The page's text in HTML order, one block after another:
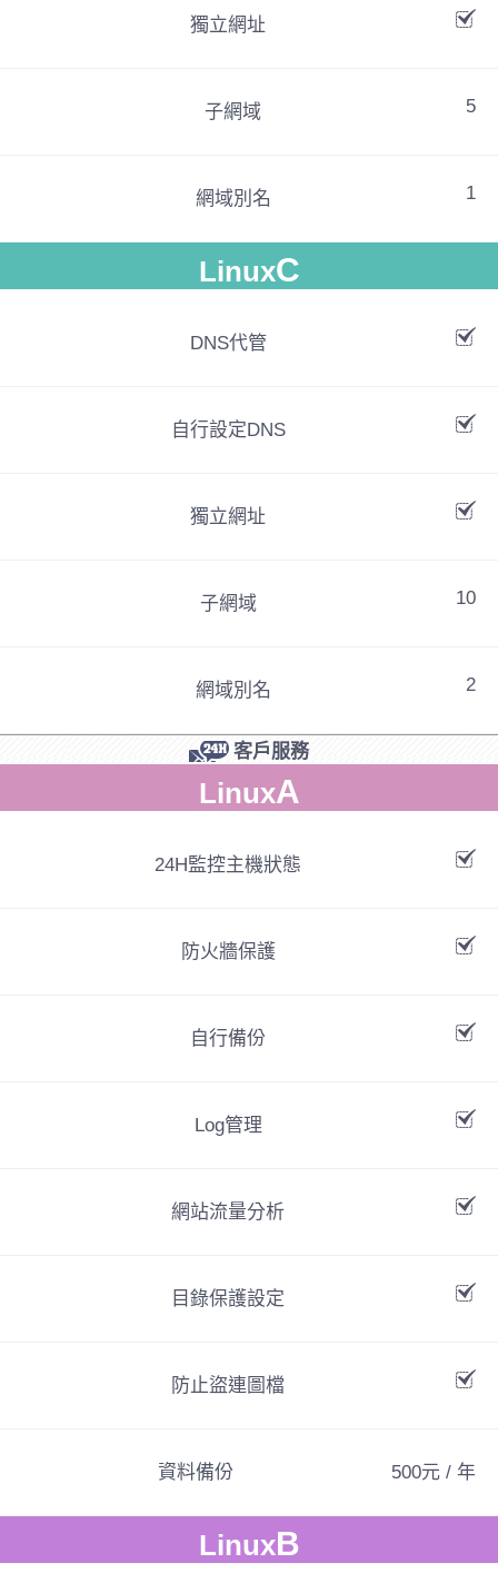
獨立網址
子網域 5
網域別名 1
LinuxC
DNS代管
自行設定DNS
獨立網址
子網域 10
網域別名 2
客戶服務
LinuxA
24H監控主機狀態
防火牆保護
自行備份
Log管理
網站流量分析
目錄保護設定
防止盜連圖檔
資料備份 500元 / 年
LinuxB